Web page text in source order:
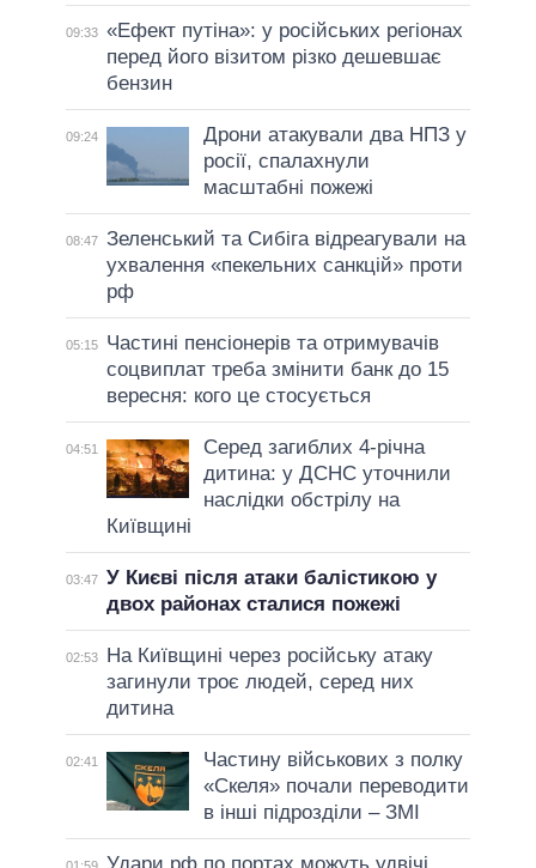
09:33 «Ефект путіна»: у російських регіонах
перед його візитом різко дешевшає
бензин
09:24
Дрони атакували два НПЗ у
росії, спалахнули
масштабні пожежі
08:47 Зеленський та Сибіга відреагували на
ухвалення «пекельних санкцій» проти
рф
05:15
Частині пенсіонерів та отримувачів
соцвиплат треба змінити банк до 15
вересня: кого це стосується
04:51
Серед загиблих 4-річна
дитина: у ДСНС уточнили
наслідки обстрілу на
Київщині
03:47 У Києві після атаки балістикою у
двох районах сталися пожежі
02:53
На Київщині через російську атаку
загинули троє людей, серед них
дитина
02:41
Частину військових з полку
«Скеля» почали переводити
в інші підрозділи – ЗМІ